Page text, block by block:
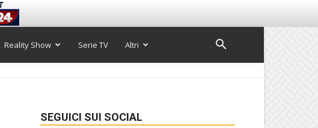
Reality Show Serie TV Altri
SEGUICI SUI SOCIAL